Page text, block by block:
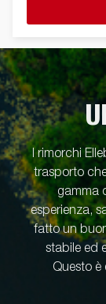
I rimorchi
trasporto
gamma
esperienza,
fatto un
stabile ed
Questo